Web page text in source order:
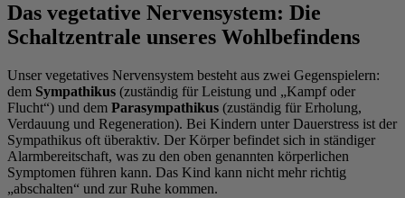
Das vegetative Nervensystem: Die
Schaltzentrale unseres Wohlbefindens
Unser vegetatives Nervensystem besteht aus zwei Gegenspielern:
dem Sympathikus (zuständig für Leistung und „Kampf oder
Flucht“) und dem Parasympathikus (zuständig für Erholung,
Verdauung und Regeneration). Bei Kindern unter Dauerstress ist der
Sympathikus oft überaktiv. Der Körper befindet sich in ständiger
Alarmbereitschaft, was zu den oben genannten körperlichen
Symptomen führen kann. Das Kind kann nicht mehr richtig
„abschalten“ und zur Ruhe kommen.